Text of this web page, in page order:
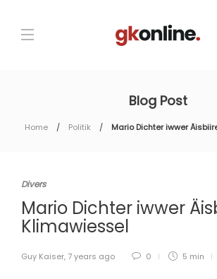
Blog Post
Home Politik Mario Dichter iwwer
Divers
Mario Dichter iwwer
Klimawiessel
Guy Kaiser, 7 years ago 0 5 min